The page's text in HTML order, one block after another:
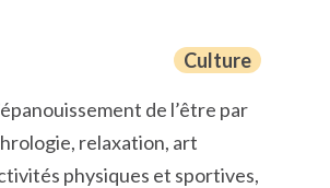
Culture
de l’être par
relaxation, art
physiques et sportives,